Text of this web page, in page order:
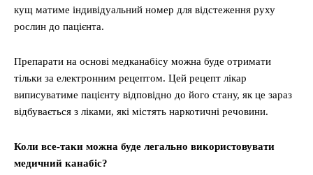
кущ матиме індивідуальний номер для відстеження руху
рослин до пацієнта.
Препарати на основі медканабісу можна буде отримати
тільки за електронним рецептом. Цей рецепт лікар
виписуватиме пацієнту відповідно до його стану, як це зараз
відбувається з ліками, які містять наркотичні речовини.
Коли все-таки можна буде легально використовувати
медичний канабіс?